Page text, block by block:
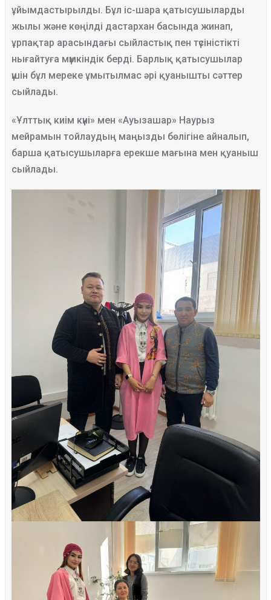
ұйымдастырылды. Бұл іс-шара қатысушыларды
жылы және көңілді дастархан басында жинап,
ұрпақтар арасындағы сыйластық пен түсіністікті
нығайтуға мүмкіндік берді. Барлық қатысушылар
үшін бұл мереке ұмытылмас әрі қуанышты сәттер
сыйлады.
«Ұлттық киім күні» мен «Ауызашар» Наурыз
мейрамын тойлаудың маңызды бөлігіне айналып,
барша қатысушыларға ерекше мағына мен қуаныш
сыйлады.